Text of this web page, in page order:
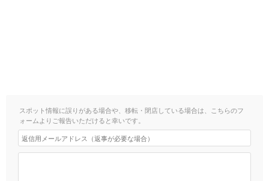
スポット情報に誤りがある場合や、移転・閉店している場合は、こちらのフ
ォームよりご報告いただけると幸いです。